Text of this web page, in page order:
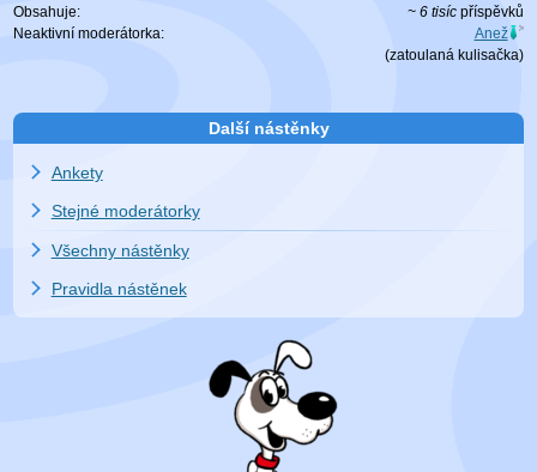
Obsahuje:
~ 6 tisícpříspěvků
Neaktivní moderátorka:
Anež
(zatoulaná kulisačka)
Další nástěnky
Ankety
Stejné moderátorky
Všechny nástěnky
Pravidla nástěnek